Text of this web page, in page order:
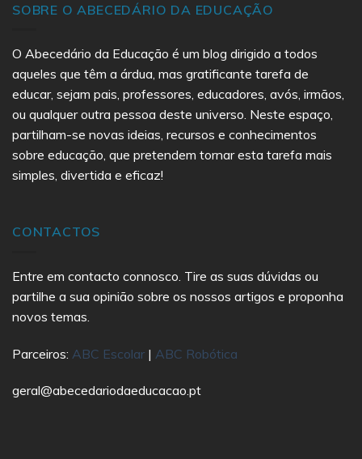
SOBRE O ABECEDÁRIO DA EDUCAÇÃO
O Abecedário da Educação é um blog dirigido a todos
aqueles que têm a árdua, mas gratificante tarefa de
educar, sejam pais, professores, educadores, avós, irmãos,
ou qualquer outra pessoa deste universo. Neste espaço,
partilham-se novas ideias, recursos e conhecimentos
sobre educação, que pretendem tornar esta tarefa mais
simples, divertida e eficaz!
CONTACTOS
Entre em contacto connosco. Tire as suas dúvidas ou
partilhe a sua opinião sobre os nossos artigos e proponha
novos temas.
Parceiros: ABC Escolar | ABC Robótica
geral@abecedariodaeducacao.pt